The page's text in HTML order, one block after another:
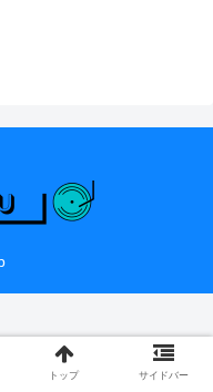
トップ サイドバー